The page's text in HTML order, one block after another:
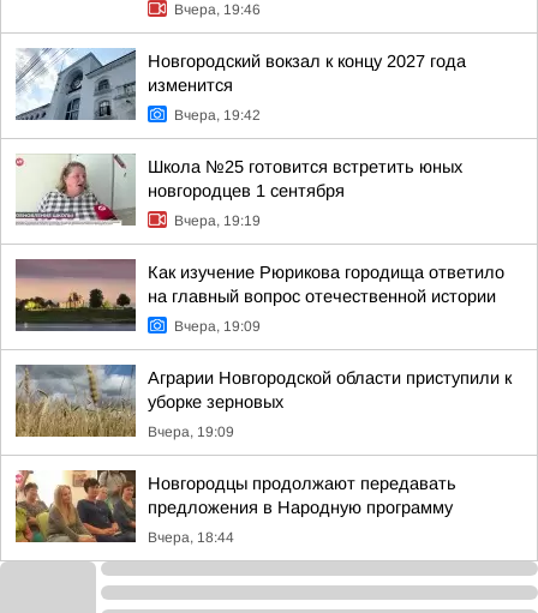
Вчера, 19:46
Новгородский вокзал к концу 2027 года
изменится
Вчера, 19:42
Школа №25 готовится встретить юных
новгородцев 1 сентября
Вчера, 19:19
Как изучение Рюрикова городища ответило
на главный вопрос отечественной истории
Вчера, 19:09
Аграрии Новгородской области приступили к
уборке зерновых
Вчера, 19:09
Новгородцы продолжают передавать
предложения в Народную программу
Вчера, 18:44